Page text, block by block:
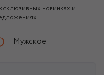
новинках и
Мужское